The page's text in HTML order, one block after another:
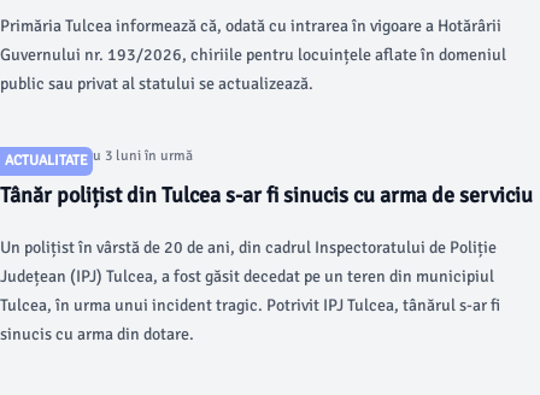
Primăria Tulcea informează că, odată cu intrarea în vigoare a Hotărârii
Guvernului nr. 193/2026, chiriile pentru locuințele aflate în domeniul
public sau privat al statului se actualizează.
ACTUALITATE
Articol postat cu 3 luni în urmă
Tânăr polițist din Tulcea s-ar fi sinucis cu arma de serviciu
Un polițist în vârstă de 20 de ani, din cadrul Inspectoratului de Poliție
Județean (IPJ) Tulcea, a fost găsit decedat pe un teren din municipiul
Tulcea, în urma unui incident tragic. Potrivit IPJ Tulcea, tânărul s-ar fi
sinucis cu arma din dotare.